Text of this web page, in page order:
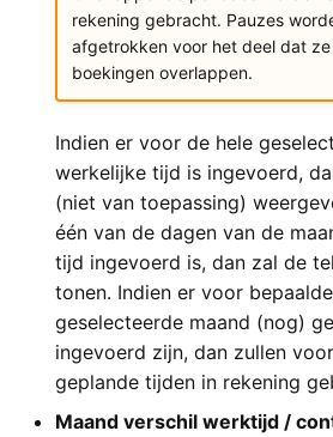
rekening gebracht. Pauzes
afgetrokken voor het deel dat
boekingen overlappen.
Indien er voor de hele
werkelijke tijd is ingevoerd,
(niet van toepassing)
één van de dagen van de
tijd ingevoerd is, dan zal de
tonen. Indien er voor
geselecteerde maand (nog)
ingevoerd zijn, dan zullen
geplande tijden in rekening
Maand verschil werktijd /